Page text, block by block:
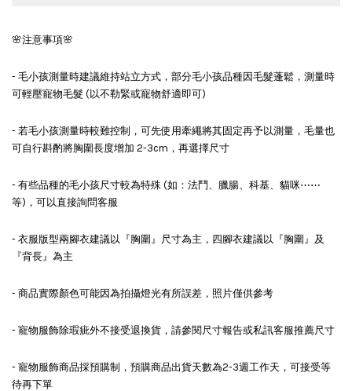
🌸注意事項🌸
- 毛小孩測量時建議維持站立方式，部分毛小孩品種因毛髮蓬鬆，測量時
可輕壓寵物毛髮 (以不勒緊或寵物舒適即可)
- 若毛小孩測量時較難控制，可先使用牽繩將其固定再予以測量，毛量也
可自行斟酌將胸圍長度增加 2-3cm，再選擇尺寸
- 有些品種的毛小孩尺寸較為特殊 (如：法鬥、臘腸、科基、貓咪⋯⋯
等)，可以直接詢問客服
- 衣服版型兩腳衣建議以『胸圍』尺寸為主，四腳衣建議以『胸圍』及
『背長』為主
- 商品實際顏色可能因為拍攝燈光有所誤差，照片僅供參考
- 寵物服飾除瑕疵外不接受退換貨，請參閱尺寸報告或私訊客服推薦尺寸
- 寵物服飾商品採預購制，預購商品出貨天數為2-3週工作天，可接受等
待再下單